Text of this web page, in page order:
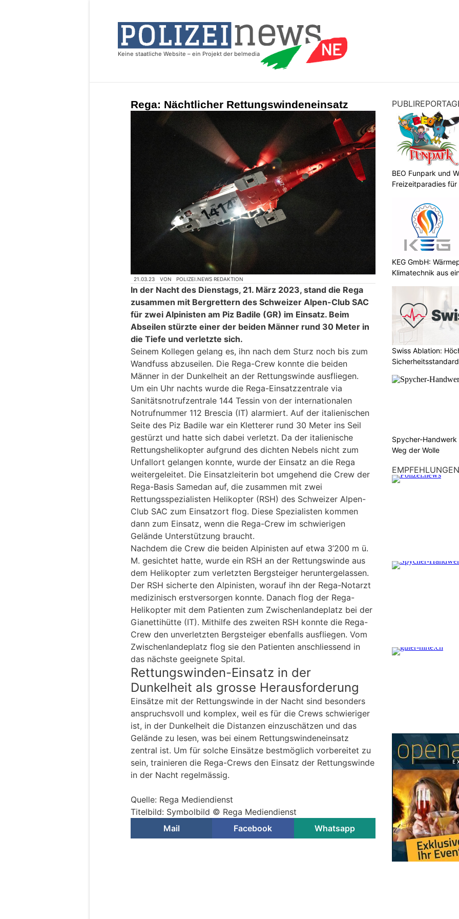
Rega: Nächtlicher Rettungswindeneinsatz
21.03.23 VON POLIZEI.NEWS REDAKTION
In der Nacht des Dienstags, 21. März 2023, stand die Rega
zusammen mit Bergrettern des Schweizer Alpen-Club SAC
für zwei Alpinisten am Piz Badile (GR) im Einsatz. Beim
Abseilen stürzte einer der beiden Männer rund 30 Meter in
die Tiefe und verletzte sich.
Seinem Kollegen gelang es, ihn nach dem Sturz noch bis zum
Wandfuss abzuseilen. Die Rega-Crew konnte die beiden
Männer in der Dunkelheit an der Rettungswinde ausfliegen.
Um ein Uhr nachts wurde die Rega-Einsatzzentrale via
Sanitätsnotrufzentrale 144 Tessin von der internationalen
Notrufnummer 112 Brescia (IT) alarmiert. Auf der italienischen
Seite des Piz Badile war ein Kletterer rund 30 Meter ins Seil
gestürzt und hatte sich dabei verletzt. Da der italienische
Rettungshelikopter aufgrund des dichten Nebels nicht zum
Unfallort gelangen konnte, wurde der Einsatz an die Rega
weitergeleitet. Die Einsatzleiterin bot umgehend die Crew der
Rega-Basis Samedan auf, die zusammen mit zwei
Rettungsspezialisten Helikopter (RSH) des Schweizer Alpen-
Club SAC zum Einsatzort flog. Diese Spezialisten kommen
dann zum Einsatz, wenn die Rega-Crew im schwierigen
Gelände Unterstützung braucht.
Nachdem die Crew die beiden Alpinisten auf etwa 3’200 m ü.
M. gesichtet hatte, wurde ein RSH an der Rettungswinde aus
dem Helikopter zum verletzten Bergsteiger heruntergelassen.
Der RSH sicherte den Alpinisten, worauf ihn der Rega-Notarzt
medizinisch erstversorgen konnte. Danach flog der Rega-
Helikopter mit dem Patienten zum Zwischenlandeplatz bei der
Gianettihütte (IT). Mithilfe des zweiten RSH konnte die Rega-
Crew den unverletzten Bergsteiger ebenfalls ausfliegen. Vom
Zwischenlandeplatz flog sie den Patienten anschliessend in
das nächste geeignete Spital.
Rettungswinden-Einsatz in der
Dunkelheit als grosse Herausforderung
Einsätze mit der Rettungswinde in der Nacht sind besonders
anspruchsvoll und komplex, weil es für die Crews schwieriger
ist, in der Dunkelheit die Distanzen einzuschätzen und das
Gelände zu lesen, was bei einem Rettungswindeneinsatz
zentral ist. Um für solche Einsätze bestmöglich vorbereitet zu
sein, trainieren die Rega-Crews den Einsatz der Rettungswinde
in der Nacht regelmässig.
Quelle: Rega Mediendienst
Titelbild: Symbolbild © Rega Mediendienst
Mail
Facebook Whatsapp
BEO Funpark und
Freizeitparadies für
KEG GmbH:
Klimatechnik aus
Swiss Ablation:
Spycher-
Weg der Wolle
EMPFEHLUNGEN